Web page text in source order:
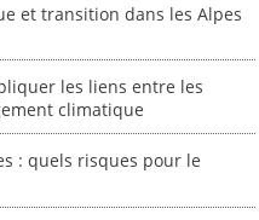
et transition dans les Alpes
les liens entre les
climatique
: quels risques pour le